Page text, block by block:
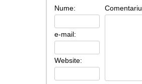
Comentariu
Nume:
e-mail:
Website: